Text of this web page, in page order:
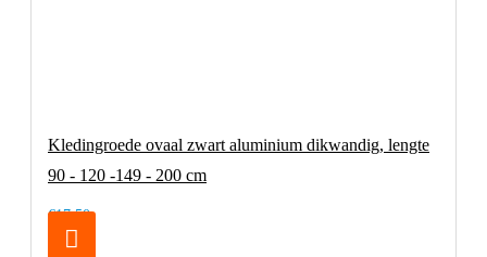
Kledingroede ovaal zwart aluminium dikwandig, lengte
90 - 120 -149 - 200 cm
€17,50